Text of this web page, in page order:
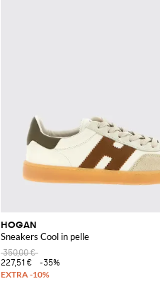
HOGAN
Sneakers Cool in pelle
350,00 €
227,51 €
-35%